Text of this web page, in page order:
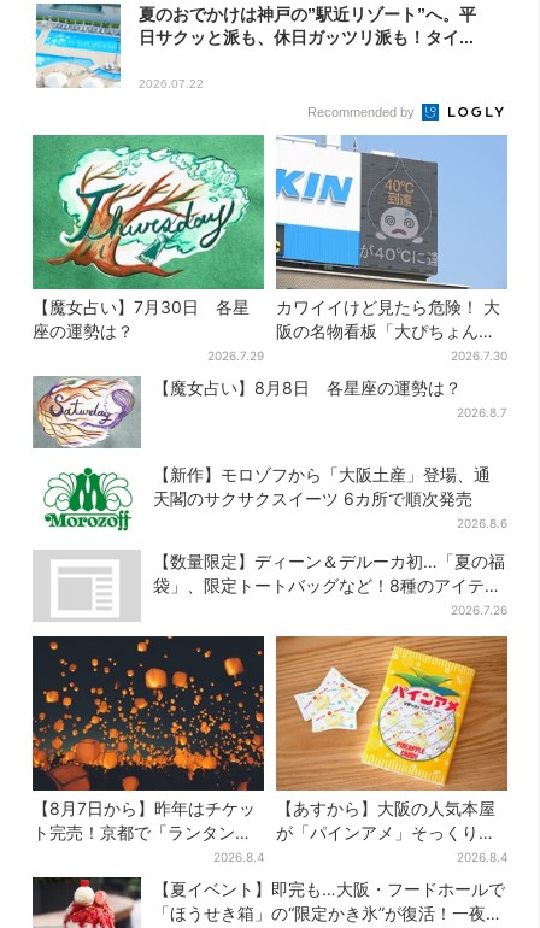
夏のおでかけは神戸の”駅近リゾート”へ。平
日サクッと派も、休日ガッツリ派も！タイ...
2026.07.22
Recommended by
【魔女占い】7月30日 各星
座の運勢は？
2026.7.29
カワイイけど見たら危険！ 大
阪の名物看板「大ぴちょんく
ん」に異変、青→真っ黒に…
2026.7.30
【魔女占い】8月8日 各星座の運勢は？
2026.8.7
【新作】モロゾフから「大阪土産」登場、通
天閣のサクサクスイーツ 6カ所で順次発売
2026.8.6
【数量限定】ディーン＆デルーカ初…「夏の福
袋」、限定トートバッグなど！8種のアイテム
2026.7.26
【8月7日から】昨年はチケッ
ト完売！京都で「ランタンフ
ェス」、最大3500の光が夜空
に…会場には縁日も
2026.8.4
【あすから】大阪の人気本屋
が「パインアメ」そっくりの
ブックカバー開発、梅田で先
行販売
2026.8.4
【夏イベント】即完も…大阪・フードホールで
「ほうせき箱」の“限定かき氷”が復活！一夜限